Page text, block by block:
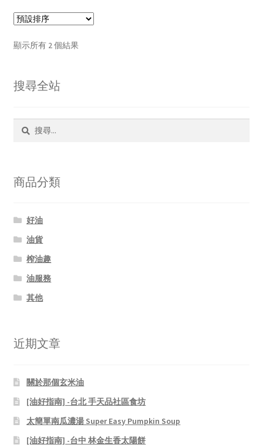
顯示所有 2 個結果
搜尋全站
字:
商品分類
好油
油貨
榨油趣
油服務
其他
近期文章
關於那個玄米油
[油好指南] -台北 手天品社區食坊
太簡單南瓜濃湯 Super Easy Pumpkin Soup
[油好指南] -台中 林金生香太陽餅